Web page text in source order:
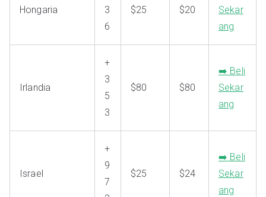
Hongaria
3
6
$25 $20
Sekar
ang
Irlandia
+
3
5
3
$80 $80
➡️ Beli
Sekar
ang
Israel
+
9
7
$25 $24
➡️ Beli
Sekar
ang